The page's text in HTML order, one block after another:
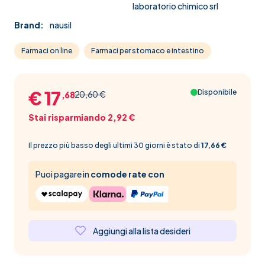
laboratorio chimico srl
Brand:
nausil
Farmaci on line Farmaci per stomaco e intestino
20,60 €
€ 17 ,68
Stai risparmiando 2,92 €
Disponibile
Il prezzo più basso degli ultimi 30 giorni è stato di 17,66 €
Puoi pagare incomode rate con
Aggiungi alla lista desideri